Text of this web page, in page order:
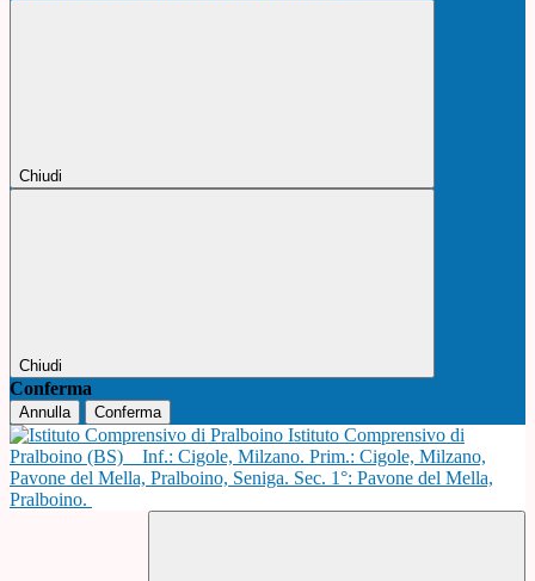
Chiudi
Chiudi
Conferma
Annulla Conferma
Istituto Comprensivo di
Pralboino (BS)
Inf.: Cigole, Milzano. Prim.: Cigole, Milzano,
Pavone del Mella, Pralboino, Seniga. Sec. 1°: Pavone del Mella,
Pralboino.